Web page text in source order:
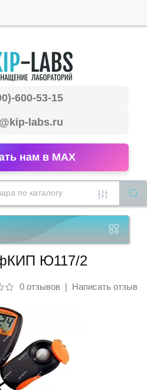
600-53-15
labs.ru
нам в MAX
Ю117/2
0 отзывов| Написать отзыв